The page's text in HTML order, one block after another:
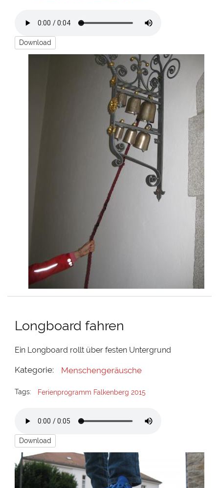
Download
Longboard fahren
Ein Longboard rollt über festen Untergrund
Kategorie: Menschengeräusche
Tags: Ferienprogramm Falkenberg 2015
Download